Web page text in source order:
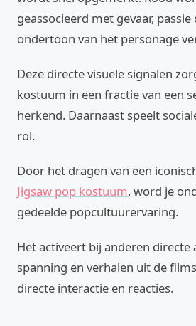
geassocieerd met gevaar,
ondertoon van het personage
Deze directe visuele signalen
kostuum in een fractie van een
herkend. Daarnaast speelt
rol.
Door het dragen van een
Jigsaw pop kostuum, word je
gedeelde popcultuurervaring.
Het activeert bij anderen directe
spanning en verhalen uit de
directe interactie en reacties.